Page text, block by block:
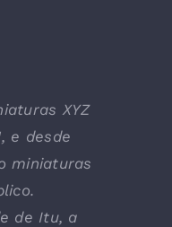
XYZ
e desde
miniaturas
de Itu, a